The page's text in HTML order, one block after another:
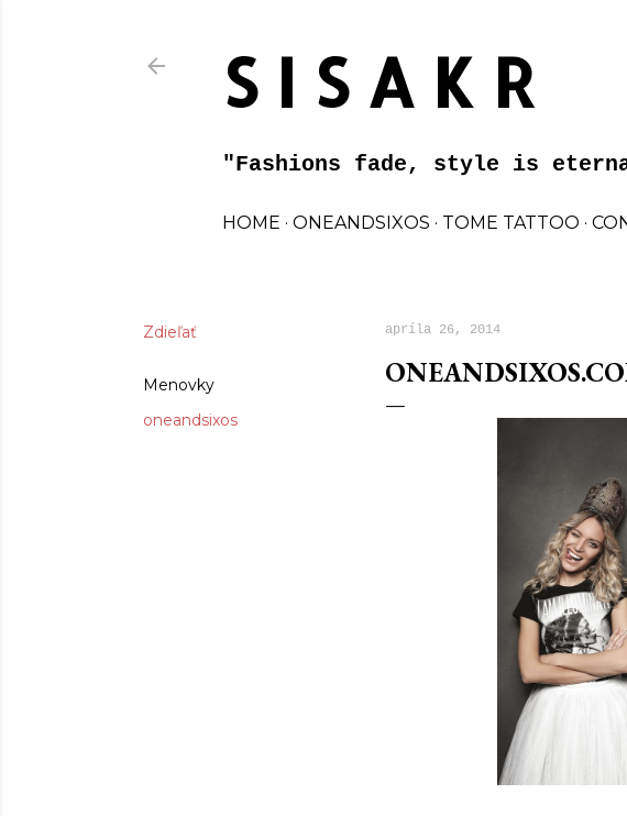
S I S A K R
"Fashions fade, style is
HOME ONEANDSIXOS TOME TATTOO
Zdieľať
Menovky
oneandsixos
apríla 26, 2014